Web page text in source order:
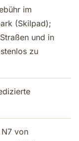
im
(Skilpad);
und in
zu
von